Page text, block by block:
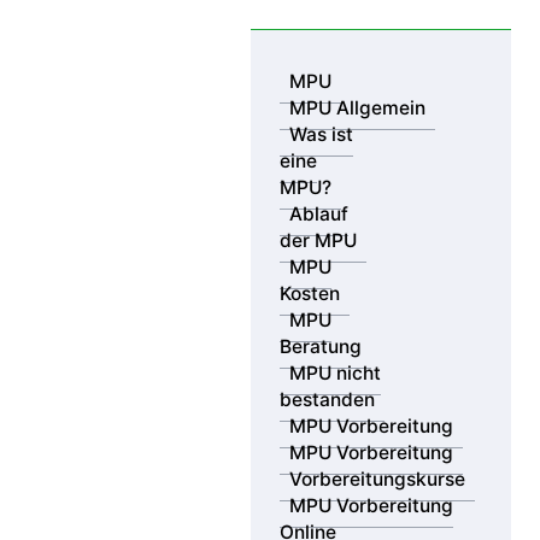
MPU
MPU Allgemein
Was ist
eine
MPU?
Ablauf
der MPU
MPU
Kosten
MPU
Beratung
MPU nicht
bestanden
MPU Vorbereitung
MPU Vorbereitung
Vorbereitungskurse
MPU Vorbereitung
Online
MPV GmbH 02.07.2017
Fahren unter Drogeneinfluss